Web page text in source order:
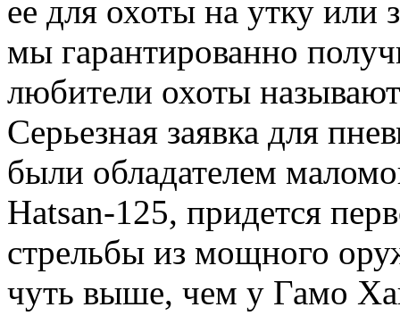
ее для охоты на утку или
мы гарантированно
любители охоты
Серьезная заявка для
были обладателем
Hatsan-125, придется
стрельбы из мощного
чуть выше, чем у Гамо